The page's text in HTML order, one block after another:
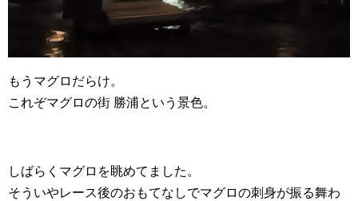
もうマグロだらけ。
これぞマグロの街 勝浦という景色。
しばらくマグロを眺めてました。
そういやレース後のおもてなしでマグロの刺身が振る舞わ